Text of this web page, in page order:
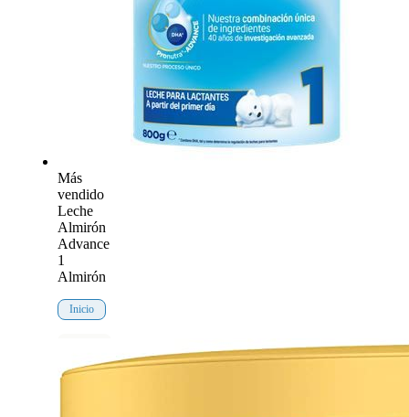
Más
vendido
Leche
Almirón
Advance
1
Almirón
Inicio